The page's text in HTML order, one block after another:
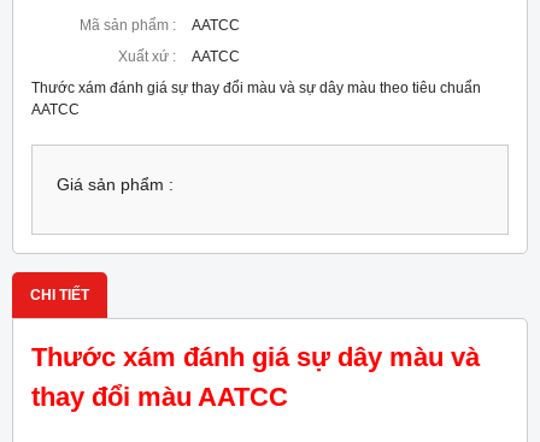
Mã sản phẩm :
AATCC
Xuất xứ :
AATCC
Thước xám đánh giá sự thay đổi màu và sự dây màu theo tiêu chuẩn
AATCC
Giá sản phẩm :
CHI TIẾT
Thước xám đánh giá sự dây màu và
thay đổi màu AATCC